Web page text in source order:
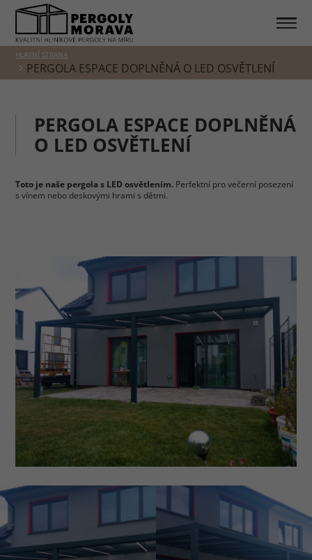
HLAVNÍ STRANA
PERGOLA ESPACE DOPLNĚNÁ O LED OSVĚTLENÍ
PERGOLA ESPACE DOPLNĚNÁ
O LED OSVĚTLENÍ
Toto je naše pergola s LED osvětlením. Perfektní pro večerní posezení
s vínem nebo deskovými hrami s dětmi.